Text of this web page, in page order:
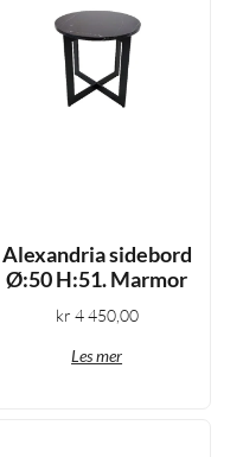
Alexandria sidebord
Ø:50 H:51. Marmor
kr 4 450,00
Les mer